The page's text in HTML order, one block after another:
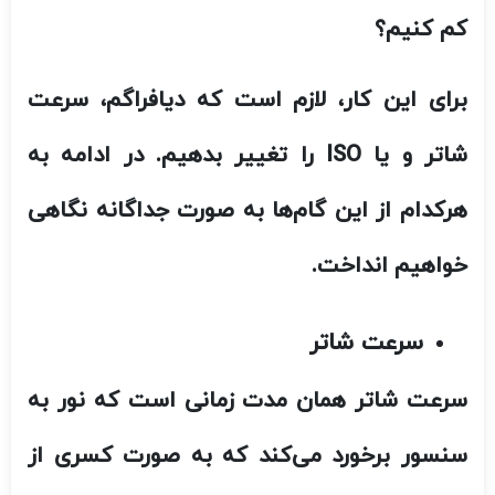
کم کنیم؟
برای این کار، لازم است که دیافراگم، سرعت
شاتر و یا ISO را تغییر بدهیم. در ادامه به
هرکدام از این گام‌ها به صورت جداگانه نگاهی
خواهیم انداخت.
سرعت شاتر
سرعت شاتر همان مدت زمانی است که نور به
سنسور برخورد می‌کند که به صورت کسری از